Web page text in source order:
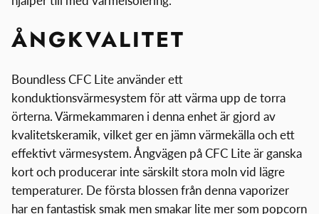
ÅNGKVALITET
Boundless CFC Lite använder ett
konduktionsvärmesystem för att värma upp de torra
örterna. Värmekammaren i denna enhet är gjord av
kvalitetskeramik, vilket ger en jämn värmekälla och ett
effektivt värmesystem. Ångvägen på CFC Lite är ganska
kort och producerar inte särskilt stora moln vid lägre
temperaturer. De första blossen från denna vaporizer
har en fantastisk smak men smakar lite mer som popcorn